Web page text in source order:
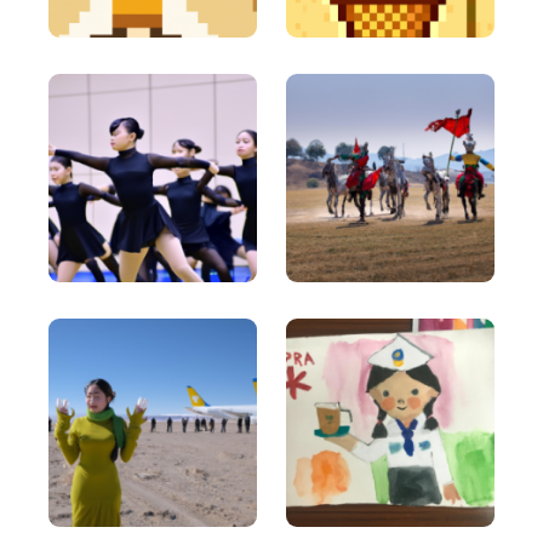
Ads And Marketing Tools
Facebook Ads
Facebook ad copies that make your ads truly stand
out.
Facebook Ads Headlines
Write catchy and convincing headlines to make
your Facebook Ads stand out.